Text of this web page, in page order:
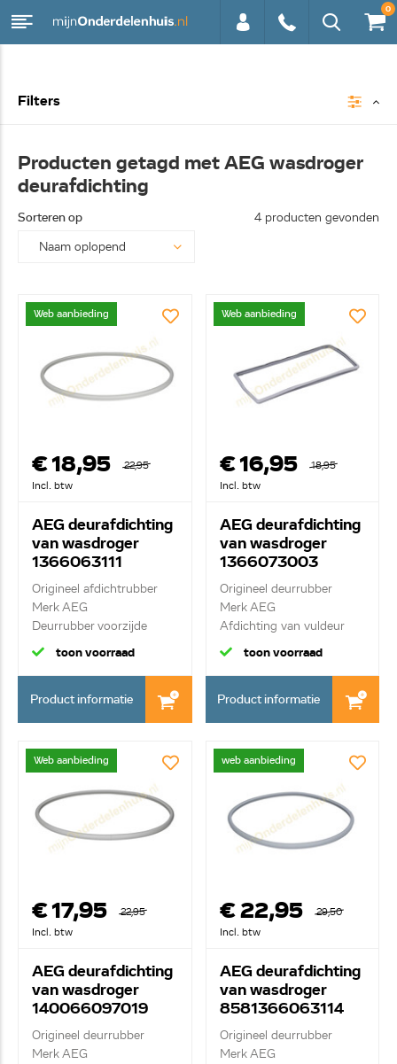
0
Filters
Producten getagd met AEG wasdroger
deurafdichting
Sorteren op 4 producten gevonden
Web aanbieding
€ 18,95
22,95
Incl. btw
AEG deurafdichting
van wasdroger
1366063111
Origineel afdichtrubber
Merk AEG
Deurrubber voorzijde
toon voorraad
Product informatie
Web aanbieding
€ 16,95
18,95
Incl. btw
AEG deurafdichting
van wasdroger
1366073003
Origineel deurrubber
Merk AEG
Afdichting van vuldeur
toon voorraad
Product informatie
Web aanbieding
€ 17,95
22,95
Incl. btw
AEG deurafdichting
van wasdroger
140066097019
Origineel deurrubber
Merk AEG
web aanbieding
€ 22,95
29,50
Incl. btw
AEG deurafdichting
van wasdroger
8581366063114
Origineel deurrubber
Merk AEG